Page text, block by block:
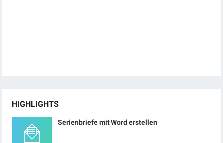
HIGHLIGHTS
Serienbriefe mit Word erstellen